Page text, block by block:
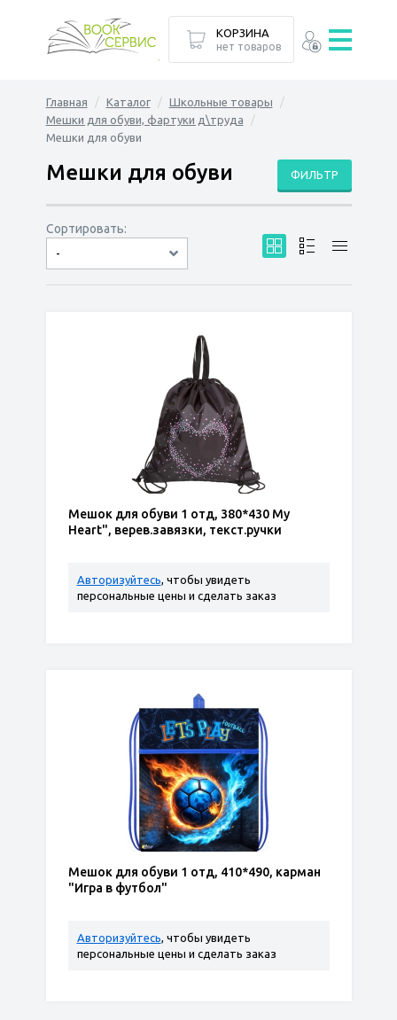
Главная Каталог
Школьные товары
Мешки для обуви, фартуки д\труда
Мешки для обуви
ФИЛЬТР
Мешки для обуви
Сортировать:
-
по дате
по популярности
сначала дешёвые
сначала дорогие
Мешок для обуви 1 отд, 380*430 My
Heart", верев.завязки, текст.ручки
Авторизуйтесь, чтобы увидеть
персональные цены и сделать заказ
Мешок для обуви 1 отд, 410*490, карман
"Игра в футбол"
Авторизуйтесь, чтобы увидеть
персональные цены и сделать заказ
КОРЗИНА
нет товаров